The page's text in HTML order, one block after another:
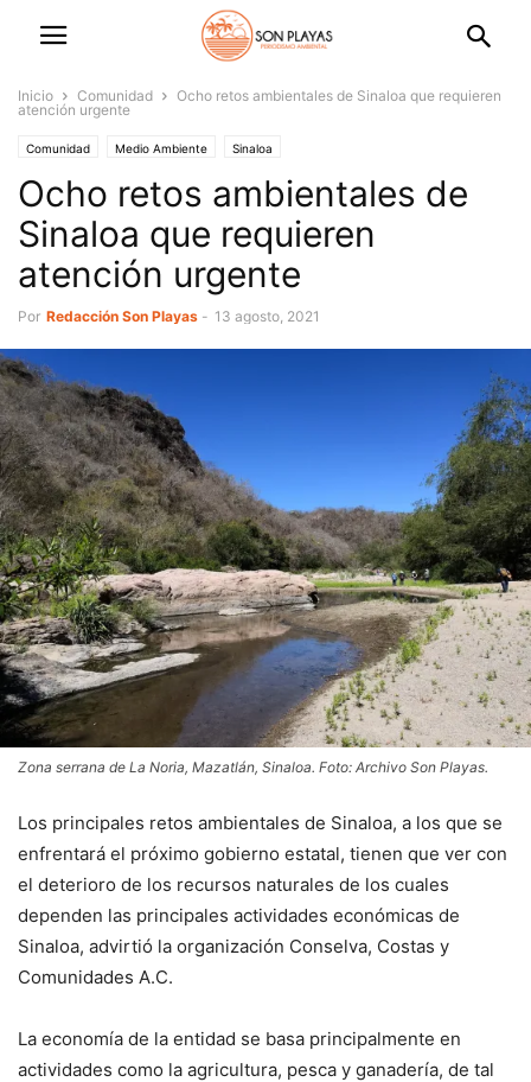
Inicio Comunidad
Ocho retos ambientales de Sinaloa que requieren
atención urgente
Comunidad Medio Ambiente Sinaloa
Ocho retos ambientales de
Sinaloa que requieren
atención urgente
Por Redacción Son Playas - 13 agosto, 2021
Zona serrana de La Noria, Mazatlán, Sinaloa. Foto: Archivo Son Playas.
Los principales retos ambientales de Sinaloa, a los que se
enfrentará el próximo gobierno estatal, tienen que ver con
el deterioro de los recursos naturales de los cuales
dependen las principales actividades económicas de
Sinaloa, advirtió la organización Conselva, Costas y
Comunidades A.C.
La economía de la entidad se basa principalmente en
actividades como la agricultura, pesca y ganadería, de tal